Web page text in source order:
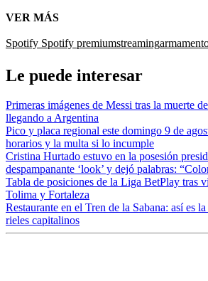
VER MÁS
Spotify Spotify premiumstreaming
Le puede interesar
Primeras imágenes de Messi tras la muerte
llegando a Argentina
Pico y placa regional este domingo 9 de
horarios y la multa si lo incumple
Cristina Hurtado estuvo en la posesión
despampanante ‘look’ y dejó palabras:
Tabla de posiciones de la Liga BetPlay tras
Tolima y Fortaleza
Restaurante en el Tren de la Sabana: así es
rieles capitalinos